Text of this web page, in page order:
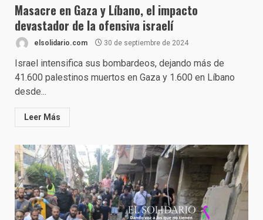
Masacre en Gaza y Líbano, el impacto
devastador de la ofensiva israelí
elsolidario.com 30 de septiembre de 2024
Israel intensifica sus bombardeos, dejando más de
41.600 palestinos muertos en Gaza y 1.600 en Líbano
desde...
Leer Más